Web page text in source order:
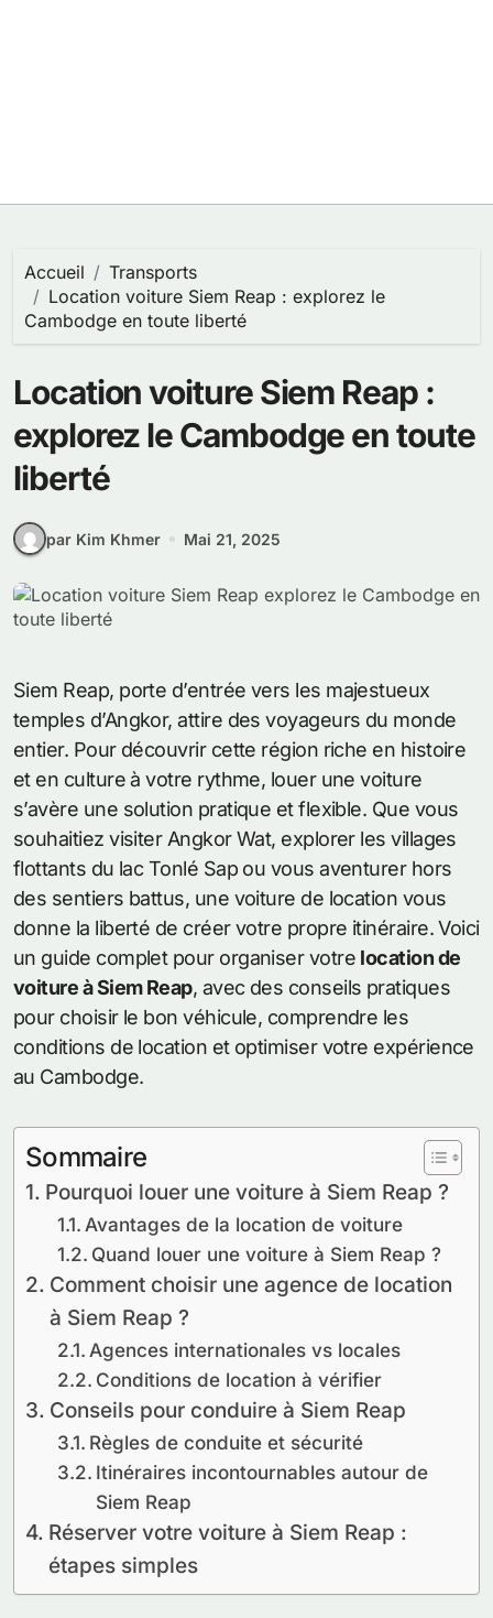
Accueil
Transports
Location voiture Siem Reap : explorez le
Cambodge en toute liberté
Location voiture Siem Reap :
explorez le Cambodge en toute
liberté
par Kim Khmer Mai 21, 2025
Siem Reap, porte d’entrée vers les majestueux
temples d’Angkor, attire des voyageurs du monde
entier. Pour découvrir cette région riche en histoire
et en culture à votre rythme, louer une voiture
s’avère une solution pratique et flexible. Que vous
souhaitiez visiter Angkor Wat, explorer les villages
flottants du lac Tonlé Sap ou vous aventurer hors
des sentiers battus, une voiture de location vous
donne la liberté de créer votre propre itinéraire. Voici
un guide complet pour organiser votre location de
voiture à Siem Reap, avec des conseils pratiques
pour choisir le bon véhicule, comprendre les
conditions de location et optimiser votre expérience
au Cambodge.
Sommaire
Pourquoi louer une voiture à Siem Reap ?
Avantages de la location de voiture
Quand louer une voiture à Siem Reap ?
Comment choisir une agence de location
à Siem Reap ?
Agences internationales vs locales
Conditions de location à vérifier
Conseils pour conduire à Siem Reap
Règles de conduite et sécurité
Itinéraires incontournables autour de
Siem Reap
Réserver votre voiture à Siem Reap :
étapes simples